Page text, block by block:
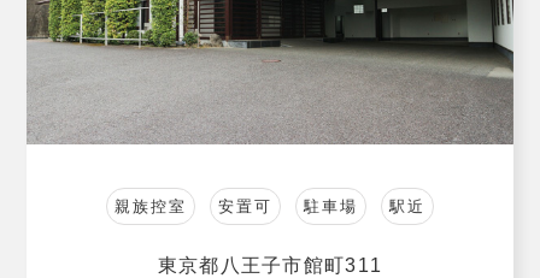
親族控室 安置可 駐車場 駅近
東京都八王子市館町311